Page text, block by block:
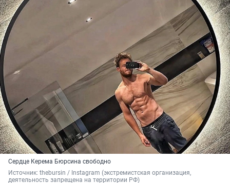
Сердце Керема Бюрсина свободно
Источник: thebursin / Instagram (экстремистская организация,
деятельность запрещена на территории РФ)